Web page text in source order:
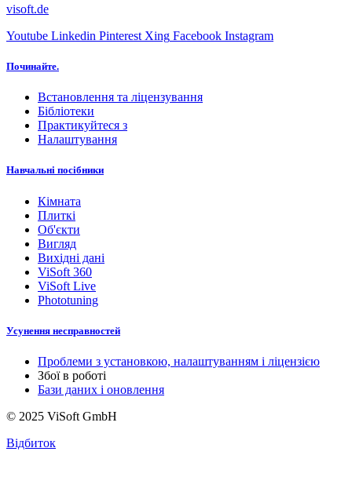
visoft.de
Youtube Linkedin Pinterest Xing Facebook Instagram
Починайте.
Встановлення та ліцензування
Бібліотеки
Практикуйтеся з
Налаштування
Навчальні посібники
Кімната
Плиткі
Об'єкти
Вигляд
Вихідні дані
ViSoft 360
ViSoft Live
Phototuning
Усунення несправностей
Проблеми з установкою, налаштуванням і ліцензією
Збої в роботі
Бази даних і оновлення
© 2025 ViSoft GmbH
Відбиток